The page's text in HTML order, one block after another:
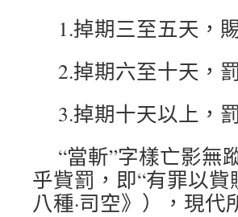
1.掉期三至五天，
2.掉期六至十天，
3.掉期十天以上，
“當斬”字樣亡影無
乎貲罰，即“有罪以
八種·司空》），現代